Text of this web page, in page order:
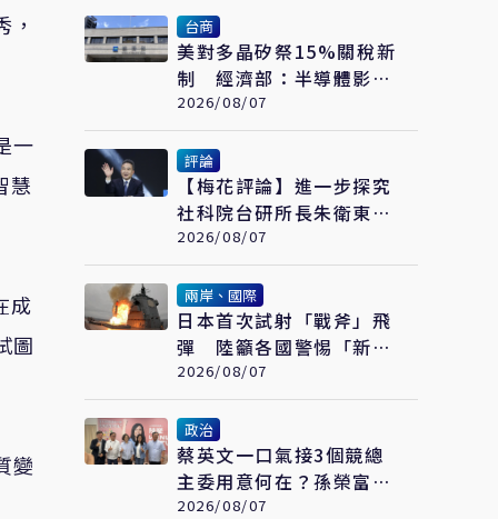
一
慧
成
圖
變
台商
美對多晶矽祭15%關稅新
制 經濟部：半導體影響
可控、太陽能產業衝擊有
限
2026/08/07
評論
【梅花評論】進一步探究
社科院台研所長朱衛東的
「不統而統」
2026/08/07
兩岸、國際
日本首次試射「戰斧」飛
彈 陸籲各國警惕「新型
軍國主義」發展
2026/08/07
政治
蔡英文一口氣接3個競總
主委用意何在？孫榮富：
想「進場」接黨主席
2026/08/07